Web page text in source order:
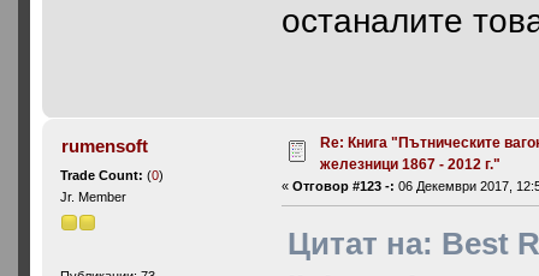
останалите
rumensoft
Trade Count:(0)
Jr. Member
Re: Книга "Пътническите
железници 1867 - 2012 г."
«Отговор #123 -: 06 Декември 2017,
Цитат на: Best